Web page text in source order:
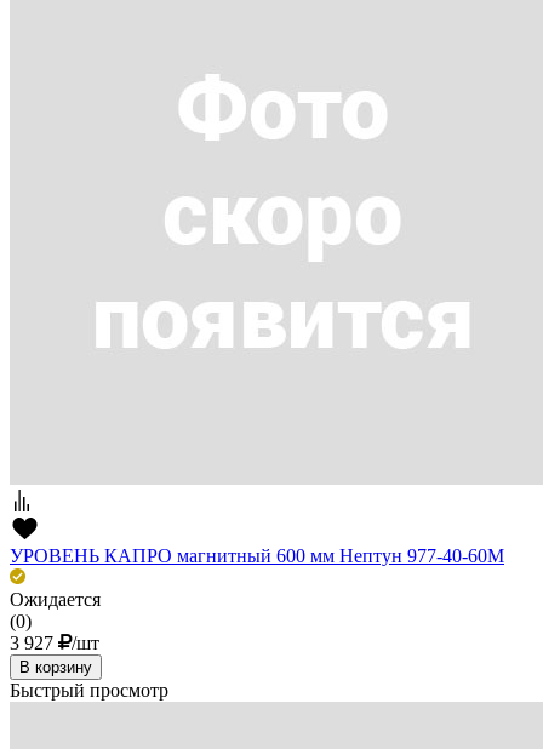
УРОВЕНЬ КАПРО магнитный 600 мм Нептун 977-40-60М
Ожидается
(0)
3 927
/шт
В корзину
Быстрый просмотр